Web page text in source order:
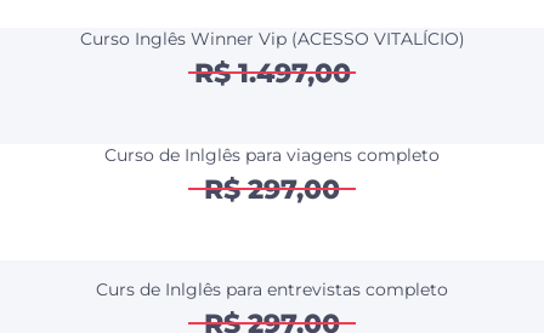
Curso Inglês Winner Vip (ACESSO VITALÍCIO)
R$ 1.497,00
Curso de Inlglês para viagens completo
R$ 297,00
Curs de Inlglês para entrevistas completo
R$ 297,00